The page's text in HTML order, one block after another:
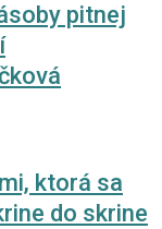
pitnej
ktorá sa
do skrine